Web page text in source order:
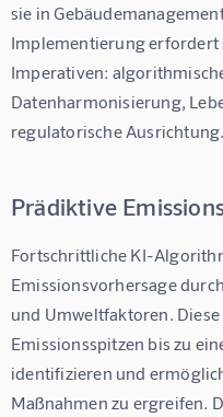
sie in
Implementierung erfordert
Imperativen:
Datenharmonisierung,
regulatorische Ausrichtung.
Prädiktive
Fortschrittliche KI-
Emissionsvorhersage
und Umweltfaktoren.
Emissionsspitzen bis zu
identifizieren und
Maßnahmen zu ergreifen.